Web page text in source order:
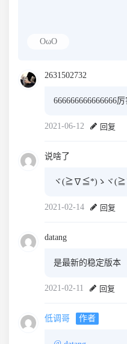
OωO
2631502732
666666666666666厉
2021-06-12 回复
说啥了
ヾ(≧∇≦*)ゝヾ
2021-02-14 回复
datang
是最新的稳定版本
2021-02-11 回复
低调哥 作者